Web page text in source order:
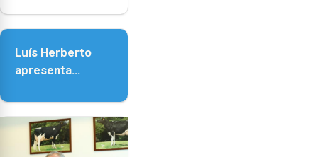
Nossa Senhora
Luís Herberto
apresenta
Paisagem’